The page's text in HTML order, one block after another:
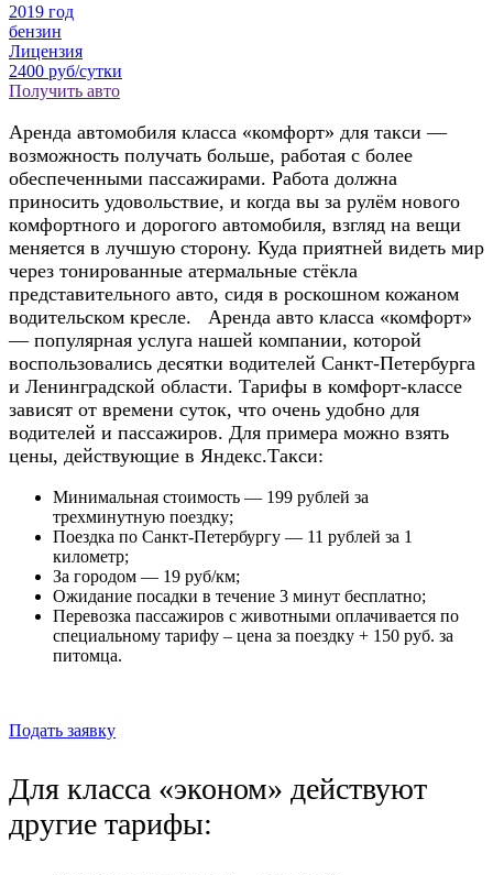
2019 год
бензин
Лицензия
2400 руб/сутки
Получить авто
Аренда автомобиля класса «комфорт» для такси —
возможность получать больше, работая с более
обеспеченными пассажирами. Работа должна
приносить удовольствие, и когда вы за рулём нового
комфортного и дорогого автомобиля, взгляд на вещи
меняется в лучшую сторону. Куда приятней видеть мир
через тонированные атермальные стёкла
представительного авто, сидя в роскошном кожаном
водительском кресле. Аренда авто класса «комфорт»
— популярная услуга нашей компании, которой
воспользовались десятки водителей Санкт-Петербурга
и Ленинградской области. Тарифы в комфорт-классе
зависят от времени суток, что очень удобно для
водителей и пассажиров. Для примера можно взять
цены, действующие в Яндекс.Такси:
Минимальная стоимость — 199 рублей за
трехминутную поездку;
Поездка по Санкт-Петербургу — 11 рублей за 1
километр;
За городом — 19 руб/км;
Ожидание посадки в течение 3 минут бесплатно;
Перевозка пассажиров с животными оплачивается по
специальному тарифу – цена за поездку + 150 руб. за
питомца.
Подать заявку
Для класса «эконом» действуют
другие тарифы: